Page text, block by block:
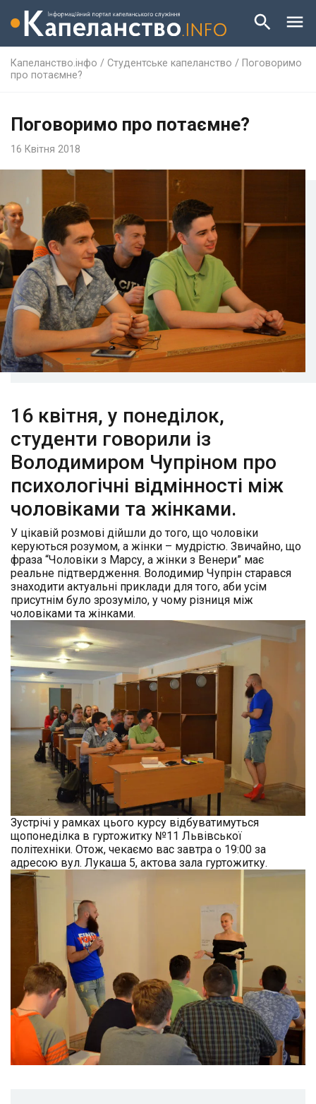
Капеланство.інфо / Студентське капеланство / Поговоримо
про потаємне?
Поговоримо про потаємне?
16 Квітня 2018
16 квітня, у понеділок,
студенти говорили із
Володимиром Чупріном про
психологічні відмінності між
чоловіками та жінками.
У цікавій розмові дійшли до того, що чоловіки
керуються розумом, а жінки – мудрістю. Звичайно, що
фраза “Чоловіки з Марсу, а жінки з Венери” має
реальне підтвердження. Володимир Чупрін старався
знаходити актуальні приклади для того, аби усім
присутнім було зрозуміло, у чому різниця між
чоловіками та жінками.
Зустрічі у рамках цього курсу відбуватимуться
щопонеділка в гуртожитку №11 Львівської
політехніки. Отож, чекаємо вас завтра о 19:00 за
адресою вул. Лукаша 5, актова зала гуртожитку.